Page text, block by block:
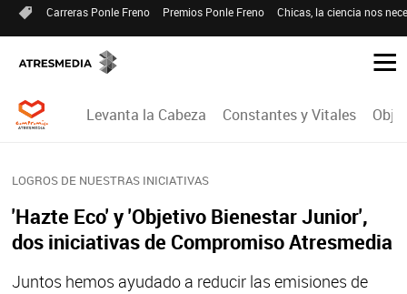
Carreras Ponle Freno Premios Ponle Freno Chicas, la ciencia nos
Levanta la Cabeza Constantes y Vitales
LOGROS DE NUESTRAS INICIATIVAS
'Hazte Eco' y 'Objetivo Bienestar Junior',
dos iniciativas de Compromiso Atresmedia
Juntos hemos ayudado a reducir las emisiones de